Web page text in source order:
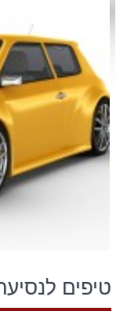
טיפים